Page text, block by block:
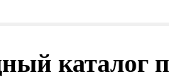
каталог